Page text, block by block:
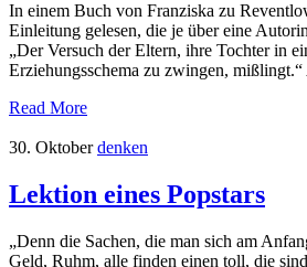
In einem Buch von Franziska zu
Einleitung gelesen, die je über eine
„Der Versuch der Eltern, ihre Tochter in
Erziehungsschema zu zwingen,
Read More
30. Oktober denken
Lektion eines Popstars
„Denn die Sachen, die man sich am
Geld, Ruhm, alle finden einen toll, die